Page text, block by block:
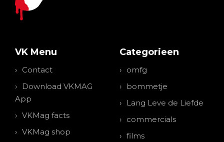
VK Menu
Contact
Download VKMAG
App
VKMag facts
VKMag shop
Categorieen
omfg
bommetje
Lang Leve de Liefde
commercials
films